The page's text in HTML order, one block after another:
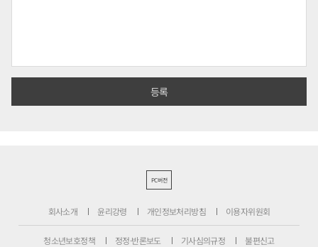
PC버전
회사소개 윤리강령 개인정보처리방침 이용자위원회
청소년보호정책 정정·반론보도 기사심의규정 불편신고